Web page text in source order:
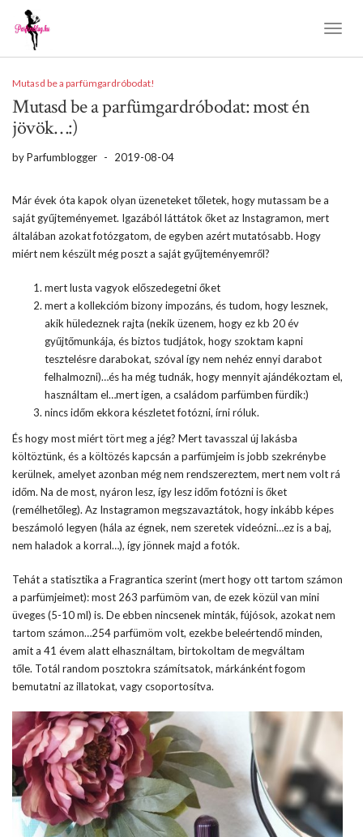
Mutasd be a parfümgardróbodat!
Mutasd be a parfümgardróbodat: most én
jövök…:)
byParfumblogger - 2019-08-04
Már évek óta kapok olyan üzeneteket tőletek, hogy mutassam be a
saját gyűjteményemet. Igazából láttátok őket az Instagramon, mert
általában azokat fotózgatom, de egyben azért mutatósabb. Hogy
miért nem készült még poszt a saját gyűjteményemről?
mert lusta vagyok előszedegetni őket
mert a kollekcióm bizony impozáns, és tudom, hogy lesznek,
akik hüledeznek rajta (nekik üzenem, hogy ez kb 20 év
gyűjtőmunkája, és biztos tudjátok, hogy szoktam kapni
tesztelésre darabokat, szóval így nem nehéz ennyi darabot
felhalmozni)…és ha még tudnák, hogy mennyit ajándékoztam el,
használtam el…mert igen, a családom parfümben fürdik:)
nincs időm ekkora készletet fotózni, írni róluk.
És hogy most miért tört meg a jég? Mert tavasszal új lakásba
költöztünk, és a költözés kapcsán a parfümjeim is jobb szekrénybe
kerülnek, amelyet azonban még nem rendszereztem, mert nem volt rá
időm. Na de most, nyáron lesz, így lesz időm fotózni is őket
(remélhetőleg). Az Instagramon megszavaztátok, hogy inkább képes
beszámoló legyen (hála az égnek, nem szeretek videózni…ez is a baj,
nem haladok a korral…), így jönnek majd a fotók.
Tehát a statisztika a Fragrantica szerint (mert hogy ott tartom számon
a parfümjeimet): most 263 parfümöm van, de ezek közül van mini
üveges (5-10 ml) is. De ebben nincsenek minták, fújósok, azokat nem
tartom számon…254 parfümöm volt, ezekbe beleértendő minden,
amit a 41 évem alatt elhasználtam, birtokoltam de megváltam
tőle. Totál random posztokra számítsatok, márkánként fogom
bemutatni az illatokat, vagy csoportosítva.